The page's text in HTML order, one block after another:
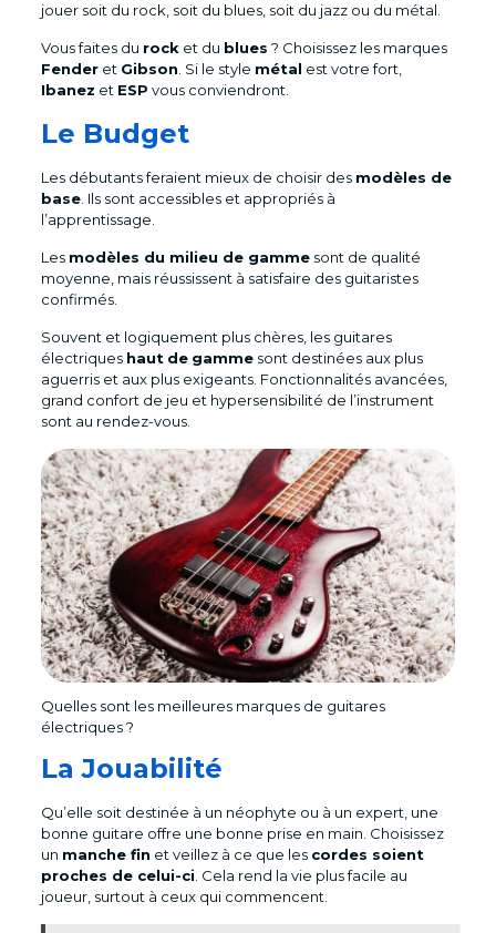
jouer soit du rock, soit du blues, soit du jazz ou du métal.
Vous faites du rock et du blues ? Choisissez les marques
Fenderet Gibson . Si le style métal est votre fort,
Ibanez et ESP vous conviendront.
Le Budget
Les débutants feraient mieux de choisir des modèles de
base. Ils sont accessibles et appropriés à
l’apprentissage.
Les modèles du milieu de gammesont de qualité
moyenne, mais réussissent à satisfaire des guitaristes
confirmés.
Souvent et logiquement plus chères, les guitares
électriques haut de gammesont destinées aux plus
aguerris et aux plus exigeants. Fonctionnalités avancées,
grand confort de jeu et hypersensibilité de l’instrument
sont au rendez-vous.
Quelles sont les meilleures marques de guitares
électriques ?
La Jouabilité
Qu’elle soit destinée à un néophyte ou à un expert, une
bonne guitare offre une bonne prise en main. Choisissez
un manche fin et veillez à ce que les cordes soient
proches de celui-ci . Cela rend la vie plus facile au
joueur, surtout à ceux qui commencent.